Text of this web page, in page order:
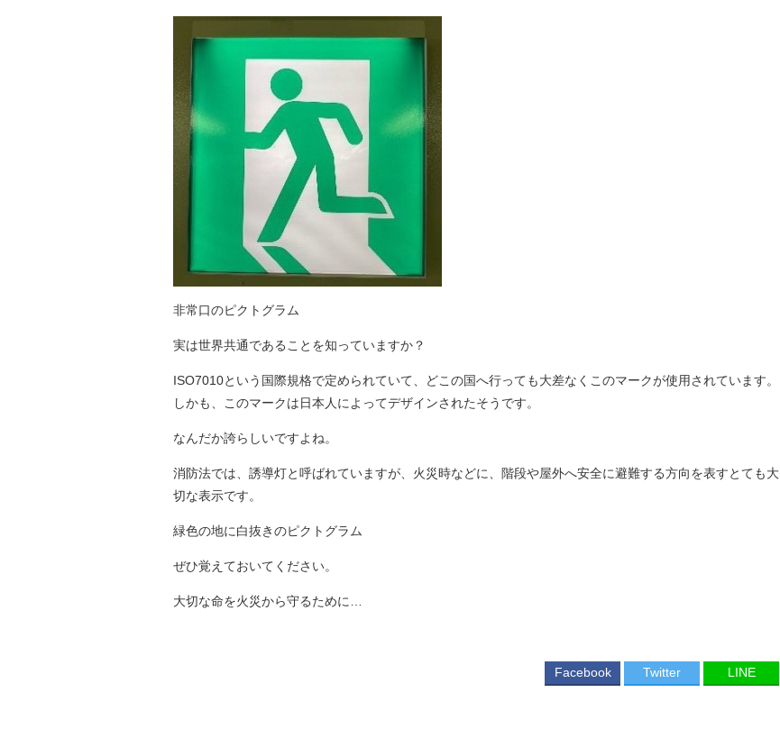
非常口のピクトグラム
実は世界共通であることを知っていますか？
ISO7010という国際規格で定められていて、どこの国へ行っても大差なくこのマークが使用されています。
しかも、このマークは日本人によってデザインされたそうです。
なんだか誇らしいですよね。
消防法では、誘導灯と呼ばれていますが、火災時などに、階段や屋外へ安全に避難する方向を表すとても大
切な表示です。
緑色の地に白抜きのピクトグラム
ぜひ覚えておいてください。
大切な命を火災から守るために…
Facebook Twitter LINE